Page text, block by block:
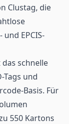
Clustag, die
und EPCIS-
schnelle
Tags und
Basis. Für
550 Kartons